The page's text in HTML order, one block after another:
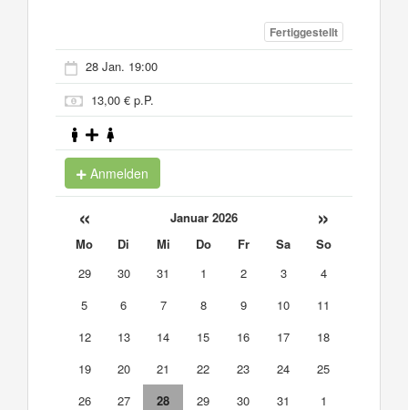
Fertiggestellt
28 Jan. 19:00
13,00 € p.P.
Anmelden
« Januar 2026 »
Mo Di Mi Do Fr Sa
So
29
30 31 1 2 3
4
5
6 7 8 9 10
11
12
13 14 15 16 17
18
19
20 21 22 23 24
25
26
27 28 29 30 31
1